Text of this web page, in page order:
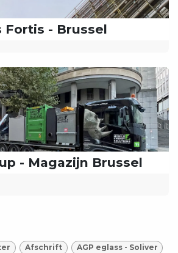
Fortis - Brussel
- Magazijn Brussel
Afschrift AGP eglass - Soliver